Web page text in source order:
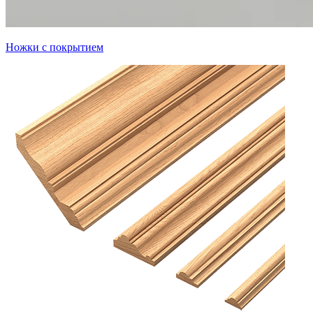
Ножки с покрытием